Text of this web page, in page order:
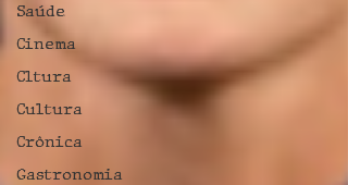
Saúde
Cinema
Cltura
Cultura
Crônica
Gastronomia